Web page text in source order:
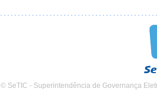
© SeTIC - Superintendência de Governança